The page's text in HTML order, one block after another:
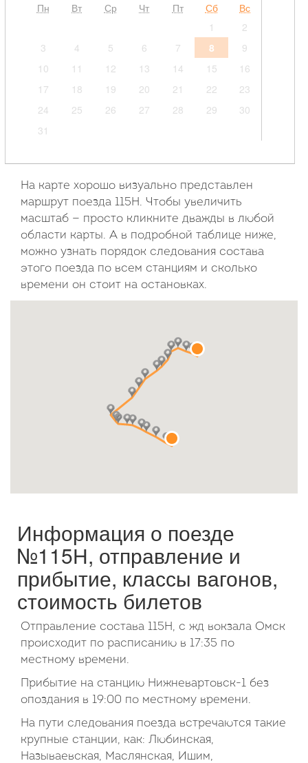
Пн Вт Ср Чт Пт Сб
Вс
1
2
3
4 5 6 7 8
9
10
11 12 13 14 15
16
17
18 19 20 21 22
23
24
25 26 27 28 29
30
31
Пн Вт Ср Чт Пт Сб
Вс
1
2 3 4 5
6
7
8 9 10 11 12
13
14
15 16 17 18 19
21
22 23 24 25 26
27
Октябрь 2026
Чт
1
2
9
На карте хорошо визуально представлен
маршрут поезда 115Н. Чтобы увеличить
масштаб — просто кликните дважды в любой
области карты. А в подробной таблице ниже,
можно узнать порядок следования состава
этого поезда по всем станциям и сколько
времени он стоит на остановках.
Информация о поезде
№115Н, отправление и
прибытие, классы вагонов,
стоимость билетов
Отправление состава 115Н, с жд вокзала Омск
происходит по расписанию в 17:35 по
местному времени.
Прибытие на станцию Нижневартовск-1 без
опоздания в 19:00 по местному времени.
На пути следования поезда встречаются такие
крупные станции, как: Любинская,
Называевская, Маслянская, Ишим,